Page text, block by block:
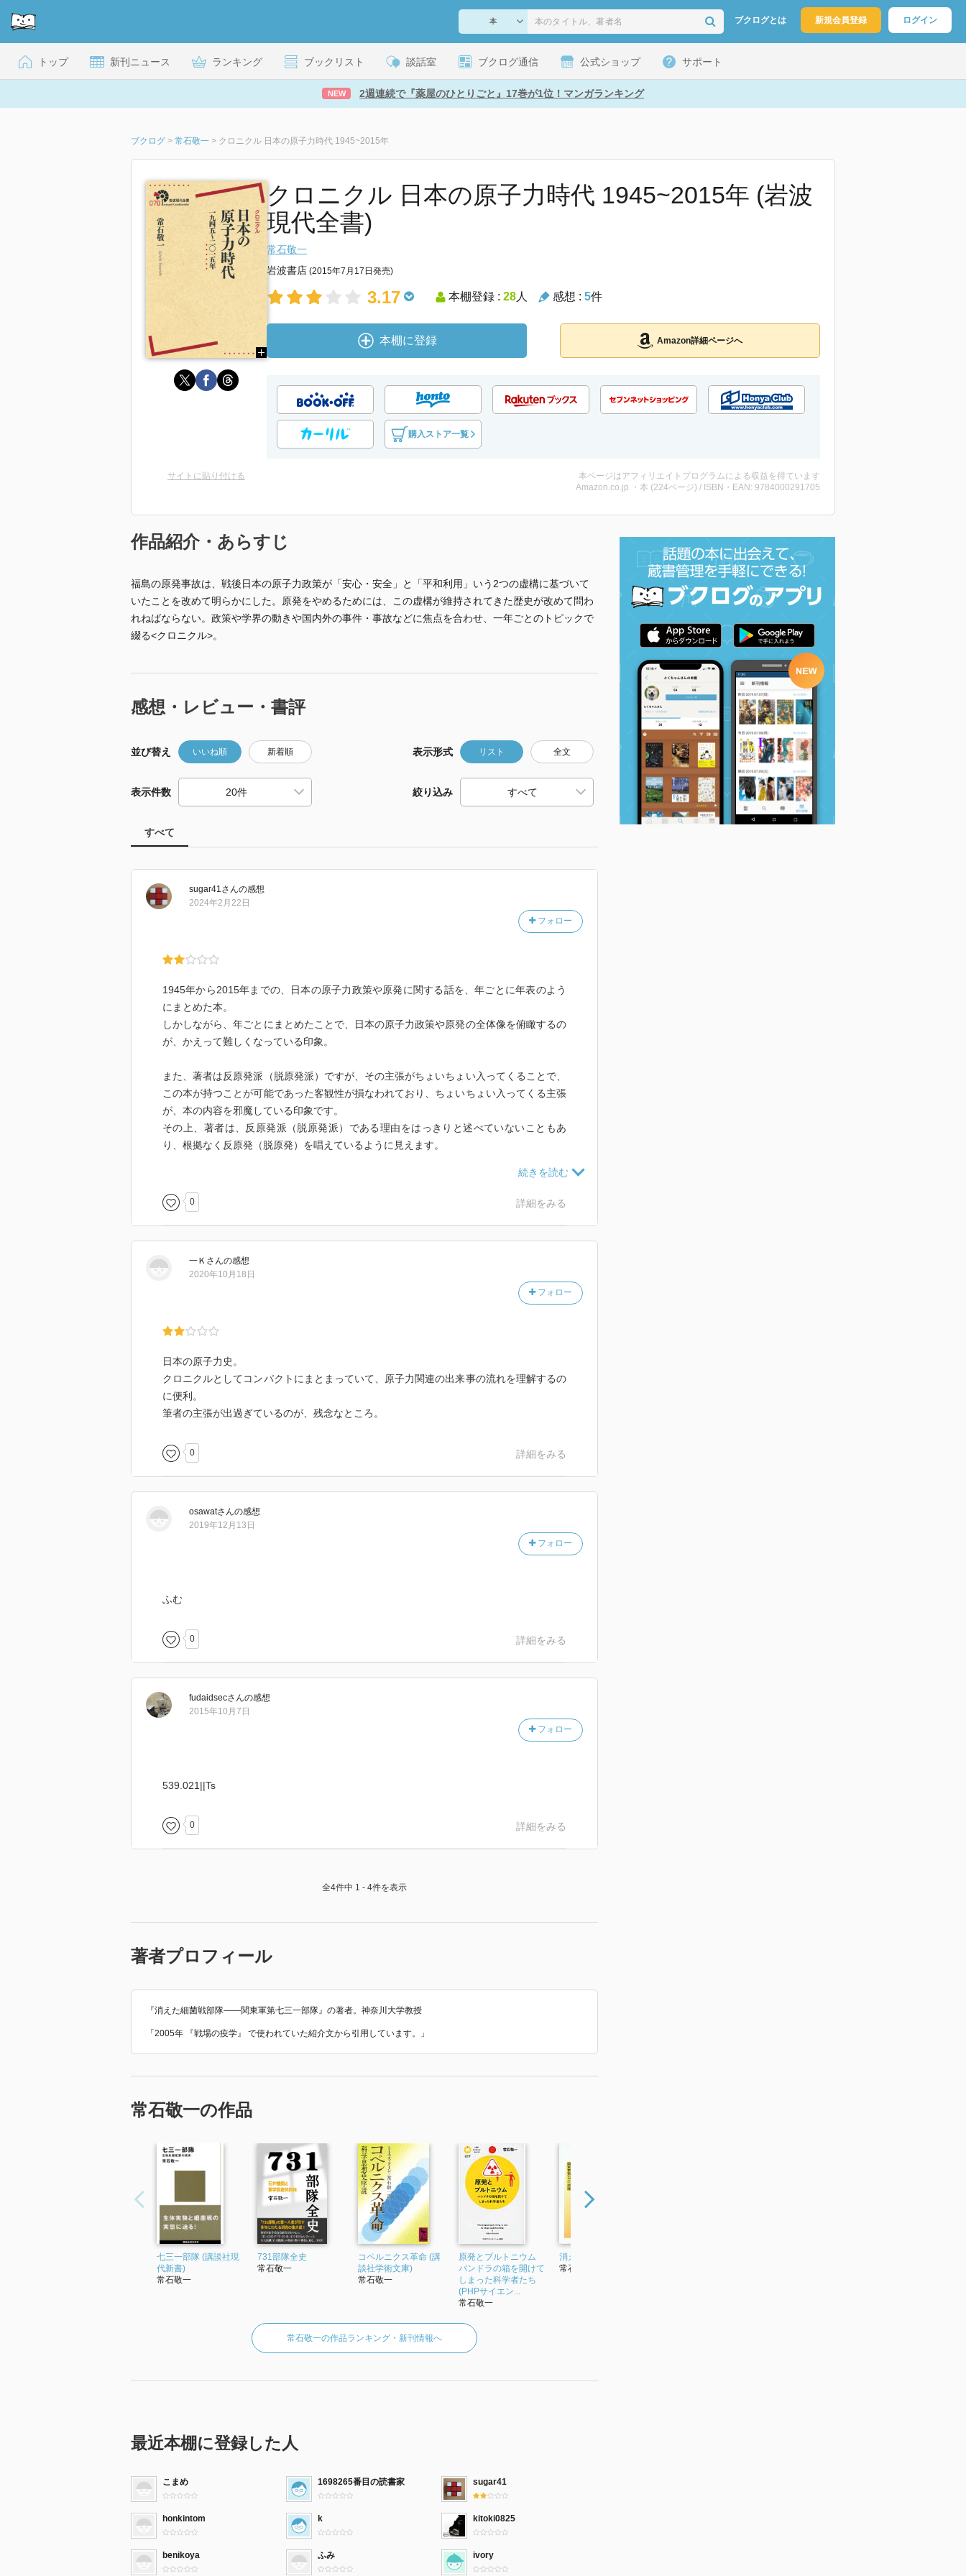
ブクログとは 新規会員登録 ログイン
トップ 新刊ニュース ランキング ブックリスト 談話室 ブクログ通信 公式ショップ サポート
NEW 2週連続で『薬屋のひとりごと』17巻が1位！マンガランキング
ブクログ > 常石敬一 > クロニクル 日本の原子力時代 1945~2015年
クロニクル 日本の原子力時代 1945~2015年 (岩波
現代全書)
常石敬一
岩波書店 (2015年7月17日発売)
3.17 本棚登録 : 28人 感想 : 5件
本棚に登録 Amazon詳細ページへ
購入ストア一覧
サイトに貼り付ける
本ページはアフィリエイトプログラムによる収益を得ています
Amazon.co.jp ・本 (224ページ) / ISBN・EAN: 9784000291705
作品紹介・あらすじ
福島の原発事故は、戦後日本の原子力政策が「安心・安全」と「平和利用」いう2つの虚構に基づいて
いたことを改めて明らかにした。原発をやめるためには、この虚構が維持されてきた歴史が改めて問わ
れねばならない。政策や学界の動きや国内外の事件・事故などに焦点を合わせ、一年ごとのトピックで
綴る<クロニクル>。
感想・レビュー・書評
並び替え いいね順 新着順 表示形式 リスト 全文
表示件数 絞り込み
すべて
sugar41さんの感想
フォロー
2024年2月22日
1945年から2015年までの、日本の原子力政策や原発に関する話を、年ごとに年表のよう
にまとめた本。
しかしながら、年ごとにまとめたことで、日本の原子力政策や原発の全体像を俯瞰するの
が、かえって難しくなっている印象。
また、著者は反原発派（脱原発派）ですが、その主張がちょいちょい入ってくることで、
この本が持つことが可能であった客観性が損なわれており、ちょいちょい入ってくる主張
が、本の内容を邪魔している印象です。
その上、著者は、反原発派（脱原発派）である理由をはっきりと述べていないこともあ
り、根拠なく反原発（脱原発）を唱えているように見えます。
単に時系列に沿った事実の羅列を知りたいのであれば、この本を読む価値はあるかもしれ
ませんが、「日本の原子力政策や原発に関する流れを知りたい」とか「もろもろの因果関
係を知りたい」とか「原子力や原発の仕組みも理解したい」という人には不向きな本なの
0 詳細をみる
一Ｋ さんの感想
フォロー
2020年10月18日
日本の原子力史。
クロニクルとしてコンパクトにまとまっていて、原子力関連の出来事の流れを理解するの
に便利。
筆者の主張が出過ぎているのが、残念なところ。
0 詳細をみる
osawatさんの感想
フォロー
2019年12月13日
ふむ
0 詳細をみる
fudaidsecさんの感想
フォロー
2015年10月7日
539.021||Ts
0 詳細をみる
全4件中 1 - 4件を表示
著者プロフィール
『消えた細菌戦部隊——関東軍第七三一部隊』の著者。神奈川大学教授
「2005年 『戦場の疫学』 で使われていた紹介文から引用しています。」
常石敬一の作品
七三一部隊 (講談社現
代新書)
常石敬一
731部隊全史
常石敬一
コペルニクス革命 (講
談社学術文庫)
常石敬一
原発とプルトニウム
パンドラの箱を開けて
しまった科学者たち
(PHPサイエン...
常石敬一
消えた細菌戦部隊
常石敬一
常石敬一の作品ランキング・新刊情報へ
最近本棚に登録した人
こまめ 1698265番目の読書家 sugar41
honkintom k kitoki0825
benikoya ふみ ivory